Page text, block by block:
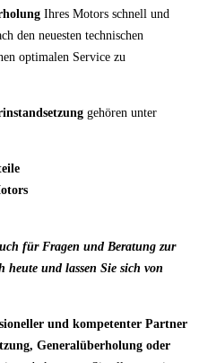
Ihres Motors schnell und
den neuesten technischen
optimalen Service zu
gehören unter
für Fragen und Beratung zur
heute und lassen Sie sich von
und kompetenter Partner
Generalüberholung oder